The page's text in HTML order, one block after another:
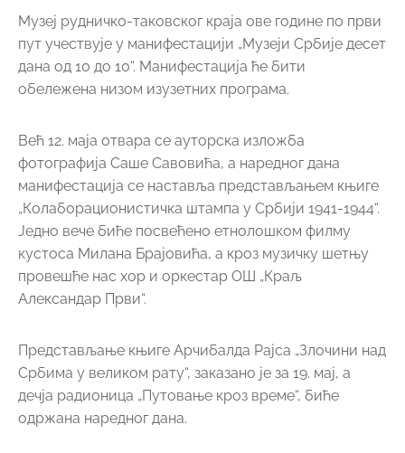
Музеј рудничко-таковског краја ове године по први
пут учествује у манифестацији „Музеји Србије десет
дана од 10 до 10“. Манифестација ће бити
обележена низом изузетних програма.
Већ 12. маја отвара се ауторска изложба
фотографија Саше Савовића, а наредног дана
манифестација се наставља представљањем књиге
„Колаборационистичка штампа у Србији 1941-1944“.
Једно вече биће посвећено етнолошком филму
кустоса Милана Брајовића, а кроз музичку шетњу
провешће нас хор и оркестар ОШ „Краљ
Александар Први“.
Представљање књиге Арчибалда Рајса „Злочини над
Србима у великом рату“, заказано је за 19. мај, а
дечја радионица „Путовање кроз време“, биће
одржана наредног дана.